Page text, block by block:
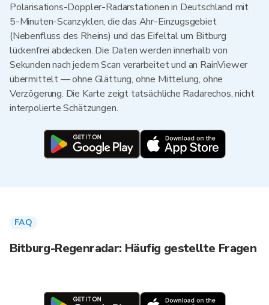
Polarisations-Doppler-Radarstationen in Deutschland mit
5-Minuten-Scanzyklen, die das Ahr-Einzugsgebiet
(Nebenfluss des Rheins) und das Eifeltal um Bitburg
lückenfrei abdecken. Die Daten werden innerhalb von
Sekunden nach jedem Scan verarbeitet und an RainViewer
übermittelt — ohne Glättung, ohne Mittelung, ohne
Verzögerung. Die Karte zeigt tatsächliche Radarechos, nicht
interpolierte Schätzungen.
FAQ
Bitburg-Regenradar: Häufig gestellte Fragen